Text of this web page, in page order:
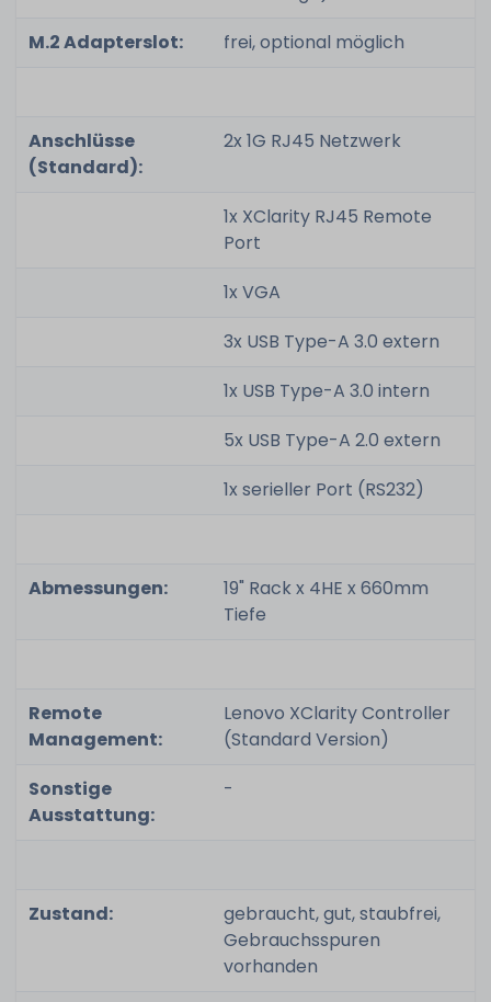
M.2 Adapterslot:
frei, optional möglich
Anschlüsse
(Standard):
2x 1G RJ45 Netzwerk
1x XClarity RJ45 Remote
Port
1x VGA
3x USB Type-A 3.0 extern
1x USB Type-A 3.0 intern
5x USB Type-A 2.0 extern
1x serieller Port (RS232)
Abmessungen:
19" Rack x 4HE x 660mm
Tiefe
Remote
Management:
Lenovo XClarity Controller
(Standard Version)
Sonstige
Ausstattung:
-
Zustand:
gebraucht, gut, staubfrei,
Gebrauchsspuren
vorhanden